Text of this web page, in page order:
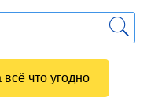
что угодно